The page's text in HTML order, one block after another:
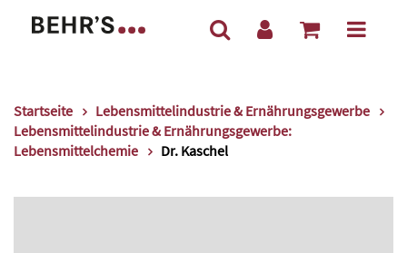
Startseite
Lebensmittelindustrie & Ernährungsgewerbe
Lebensmittelindustrie & Ernährungsgewerbe:
Lebensmittelchemie
Dr. Kaschel